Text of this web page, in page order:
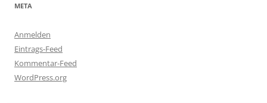
META
Anmelden
Eintrags-Feed
Kommentar-Feed
WordPress.org